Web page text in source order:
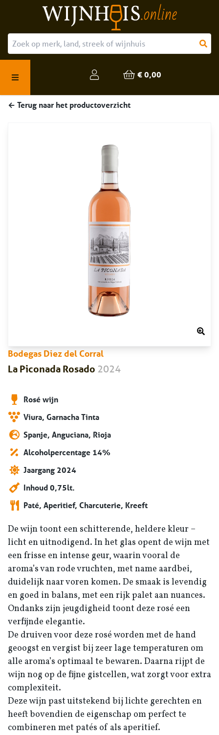
€ 0,00
Onze producten
Veelgestelde vragen
← Terug naar het productoverzicht
Bodegas Diez del Corral
La Piconada Rosado 2024
Rosé wijn
Viura, Garnacha Tinta
Spanje, Anguciana, Rioja
Alcoholpercentage 14%
Jaargang 2024
Inhoud 0,75lt.
Paté, Aperitief, Charcuterie, Kreeft
De wijn toont een schitterende, heldere kleur –
licht en uitnodigend. In het glas opent de wijn met
een frisse en intense geur, waarin vooral de
aroma’s van rode vruchten, met name aardbei,
duidelijk naar voren komen. De smaak is levendig
en goed in balans, met een rijk palet aan nuances.
Ondanks zijn jeugdigheid toont deze rosé een
verfijnde elegantie.
De druiven voor deze rosé worden met de hand
geoogst en vergist bij zeer lage temperaturen om
alle aroma’s optimaal te bewaren. Daarna rijpt de
wijn nog op de fijne gistcellen, wat zorgt voor extra
complexiteit.
Deze wijn past uitstekend bij lichte gerechten en
heeft bovendien de eigenschap om perfect te
combineren met patés of als aperitief.